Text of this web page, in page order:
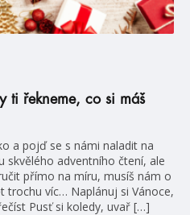
ti řekneme, co si máš
a pojď se s námi naladit na
skvělého adventního čtení, ale
přímo na míru, musíš nám o
trochu víc… Naplánuj si Vánoce,
Pusť si koledy, uvař […]